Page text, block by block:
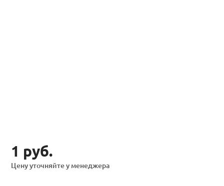
1 руб.
Цену уточняйте у менеджера